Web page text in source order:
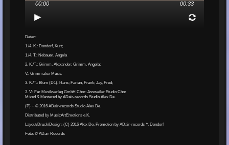
00:00 00:33
Daten:
1./4. K.: Dondorf, Kurt;
1./4. T.: Nebauer, Angela
2. K./T.: Grimm, Alexander; Grimm, Angela;
V.: Grimmalex Music
3. K./T.: Blum (D1), Hans; Farian, Frank; Jay, Fred;
3. V.: Far Musikverlag GmbH Chor: Assweiler Studio Chor
Mixed & Mastered by ADair-records Studio Alex De.
(P) + © 2016 ADair-records Studio Alex De.
Distributed by MusicArtEmotions e.K.
Layout/Druck/Design: (C) 2016 Alex De. Promotion by ADair-records Y. Dondorf
Foto: © ADair Records